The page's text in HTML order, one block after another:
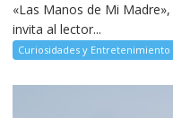
«Las Manos de Mi
invita al lector...
Curiosidades y Entretenimiento